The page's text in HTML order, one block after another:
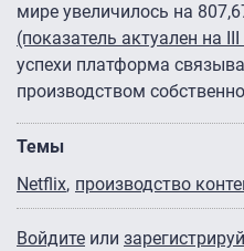
мире увеличилось на
(показатель актуален на
успехи платформа
производством
Темы
Netflix производство
Войдите или